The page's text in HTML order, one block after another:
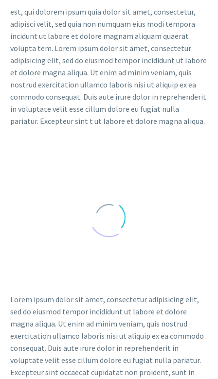
est, qui dolorem ipsum quia dolor sit amet, consectetur,
adipisci velit, sed quia non numquam eius modi tempora
incidunt ut labore et dolore magnam aliquam quaerat
volupta tem. Lorem ipsum dolor sit amet, consectetur
adipisicing elit, sed do eiusmod tempor incididunt ut labore
et dolore magna aliqua. Ut enim ad minim veniam, quis
nostrud exercitation ullamco laboris nisi ut aliquip ex ea
commodo consequat. Duis aute irure dolor in reprehenderit
in voluptate velit esse cillum dolore eu fugiat nulla
pariatur. Excepteur sint t ut labore et dolore magna aliqua.
Lorem ipsum dolor sit amet, consectetur adipisicing elit,
sed do eiusmod tempor incididunt ut labore et dolore
magna aliqua. Ut enim ad minim veniam, quis nostrud
exercitation ullamco laboris nisi ut aliquip ex ea commodo
consequat. Duis aute irure dolor in reprehenderit in
voluptate velit esse cillum dolore eu fugiat nulla pariatur.
Excepteur sint occaecat cupidatat non proident, sunt in